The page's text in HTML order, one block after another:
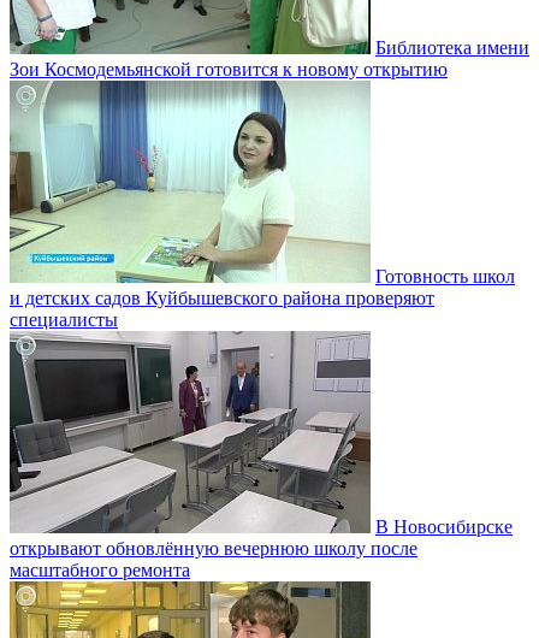
Библиотека имени
Зои Космодемьянской готовится к новому открытию
Готовность школ
и детских садов Куйбышевского района проверяют
специалисты
В Новосибирске
открывают обновлённую вечернюю школу после
масштабного ремонта